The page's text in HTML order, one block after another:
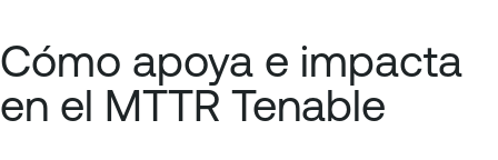
Cómo apoya e impacta
en el MTTR Tenable